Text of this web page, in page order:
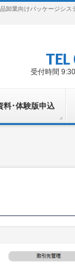
卸業向けパッケージシス
受付時間
料･体験版申込